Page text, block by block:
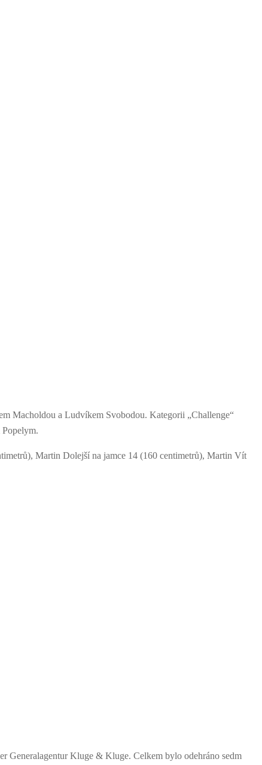
Macholdou a Ludvíkem Svobodou. Kategorii „Challenge“
Martin Dolejší na jamce 14 (160 centimetrů), Martin Vít
Generalagentur Kluge & Kluge. Celkem bylo odehráno sedm